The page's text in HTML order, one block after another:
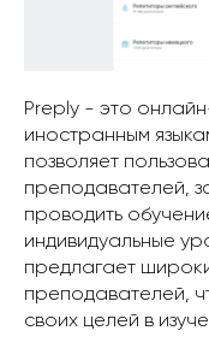
Preply - это
иностранным
позволяет
преподавателей,
проводить
индивидуальные
предлагает
преподавателей,
своих целей в